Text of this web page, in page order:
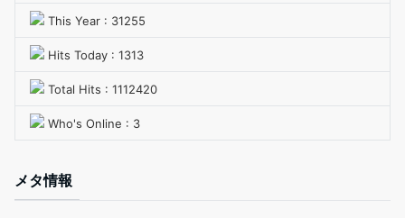
This Year : 31255
Hits Today : 1313
Total Hits : 1112420
Who's Online : 3
メタ情報